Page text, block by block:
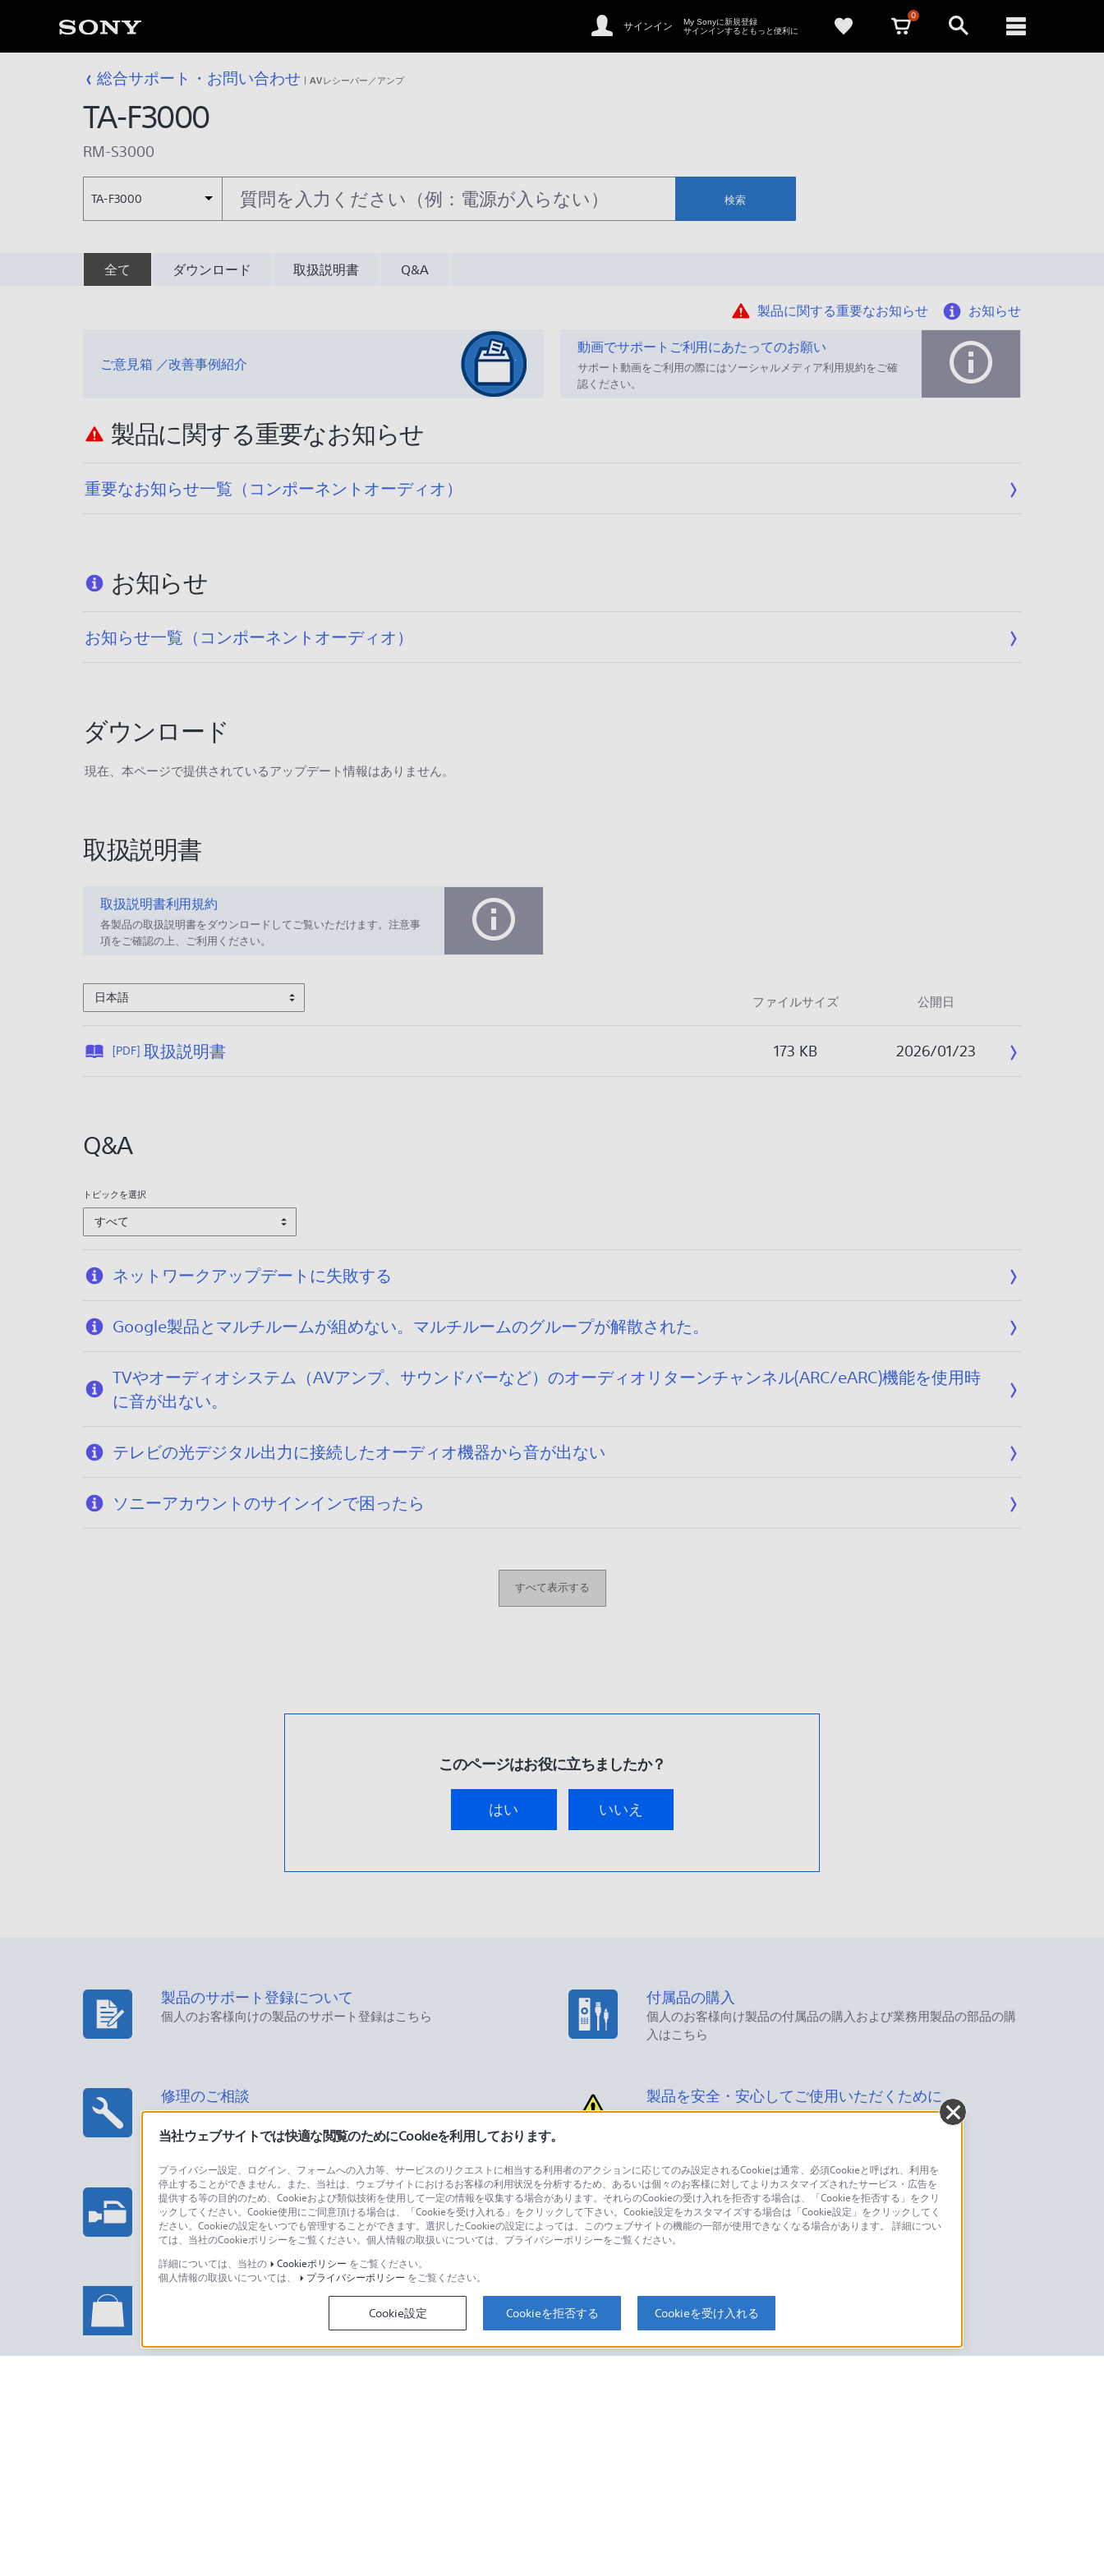
サインイン
My Sonyに新規登録
サインインするともっと便利に
0
総合サポート・お問い合わせ AVレシーバー／アンプ
TA-F3000
RM-S3000
TA-F3000 検索
全て ダウンロード 取扱説明書 Q&A
製品に関する重要なお知らせ お知らせ
ご意見箱 ／改善事例紹介
動画でサポートご利用にあたってのお願い
サポート動画をご利用の際にはソーシャルメディア利用規約をご確
認ください。
製品に関する重要なお知らせ
重要なお知らせ一覧（コンポーネントオーディオ）
お知らせ
お知らせ一覧（コンポーネントオーディオ）
ダウンロード
現在、本ページで提供されているアップデート情報はありません。
取扱説明書
取扱説明書利用規約
各製品の取扱説明書をダウンロードしてご覧いただけます。注意事
項をご確認の上、ご利用ください。
日本語 ファイルサイズ 公開日
[PDF] 取扱説明書公
/
0
1
/
173 KB 2026/01/23
Q&A
トピックを選択
すべて
ネットワークアップデートに失敗する
Google製品とマルチルームが組めない。マルチルームのグループが解散された。
TVやオーディオシステム（AVアンプ、サウンドバーなど）のオーディオリターンチャンネル(ARC/eARC)機能を使用時
に音が出ない。
テレビの光デジタル出力に接続したオーディオ機器から音が出ない
ソニーアカウントのサインインで困ったら
すべて表示する
このページはお役に立ちましたか？
はい いいえ
製品のサポート登録について
個人のお客様向けの製品のサポート登録はこちら
付属品の購入
個人のお客様向け製品の付属品の購入および業務用製品の部品の購
入はこちら
修理のご相談 製品を安全・安心してご使用いただくために
プロフェッショナル/業務用製品に関するお問い合わせ
法人のお客様はこちら
製品に関するお問い合わせ
個人のお客様はこちら
ソニーストアでのお買い物に関するご利用ガイド・お問
ソニーストアのご利用方法・サービスに関してのご案内はこちら
海外仕様製品
オーバーシーズモデルに関してのご案内はこちら
当社ウェブサイトでは快適な閲覧のためにCookieを利用しております。
プライバシー設定、ログイン、フォームへの入力等、サービスのリクエストに相当する利用者のアクションに応じてのみ設定されるCookieは通常、必須Cookieと呼ばれ、利用を
停止することができません。また、当社は、ウェブサイトにおけるお客様の利用状況を分析するため、あるいは個々のお客様に対してよりカスタマイズされたサービス・広告を
提供する等の目的のため、Cookieおよび類似技術を使用して一定の情報を収集する場合があります。それらのCookieの受け入れを拒否する場合は、「Cookieを拒否する」をクリ
ックしてください。Cookie使用にご同意頂ける場合は、「Cookieを受け入れる」をクリックして下さい。Cookie設定をカスタマイズする場合は「Cookie設定」をクリックしてく
ださい。Cookieの設定をいつでも管理することができます。選択したCookieの設定によっては、このウェブサイトの機能の一部が使用できなくなる場合があります。 詳細につい
ては、当社のCookieポリシーをご覧ください。個人情報の取扱いについては、プライバシーポリシーをご覧ください。
詳細については、当社の
Cookieポリシー をご覧ください。
個人情報の取扱いについては、
プライバシーポリシー をご覧ください。
Cookie設定 Cookieを拒否する Cookieを受け入れる